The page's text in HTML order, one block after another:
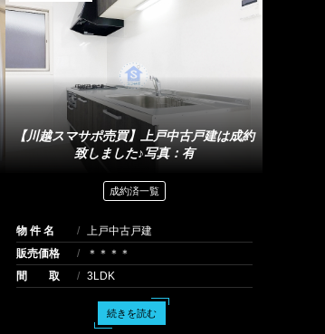
【川越スマサポ売買】上戸中古戸建は成約
致しました♪写真：有
成約済一覧
物 件 名
上戸中古戸建
販売価格
＊＊＊＊
間 取
3LDK
続きを読む